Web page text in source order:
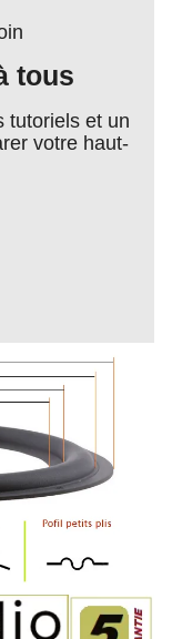
tous
tutoriels et un
votre haut-